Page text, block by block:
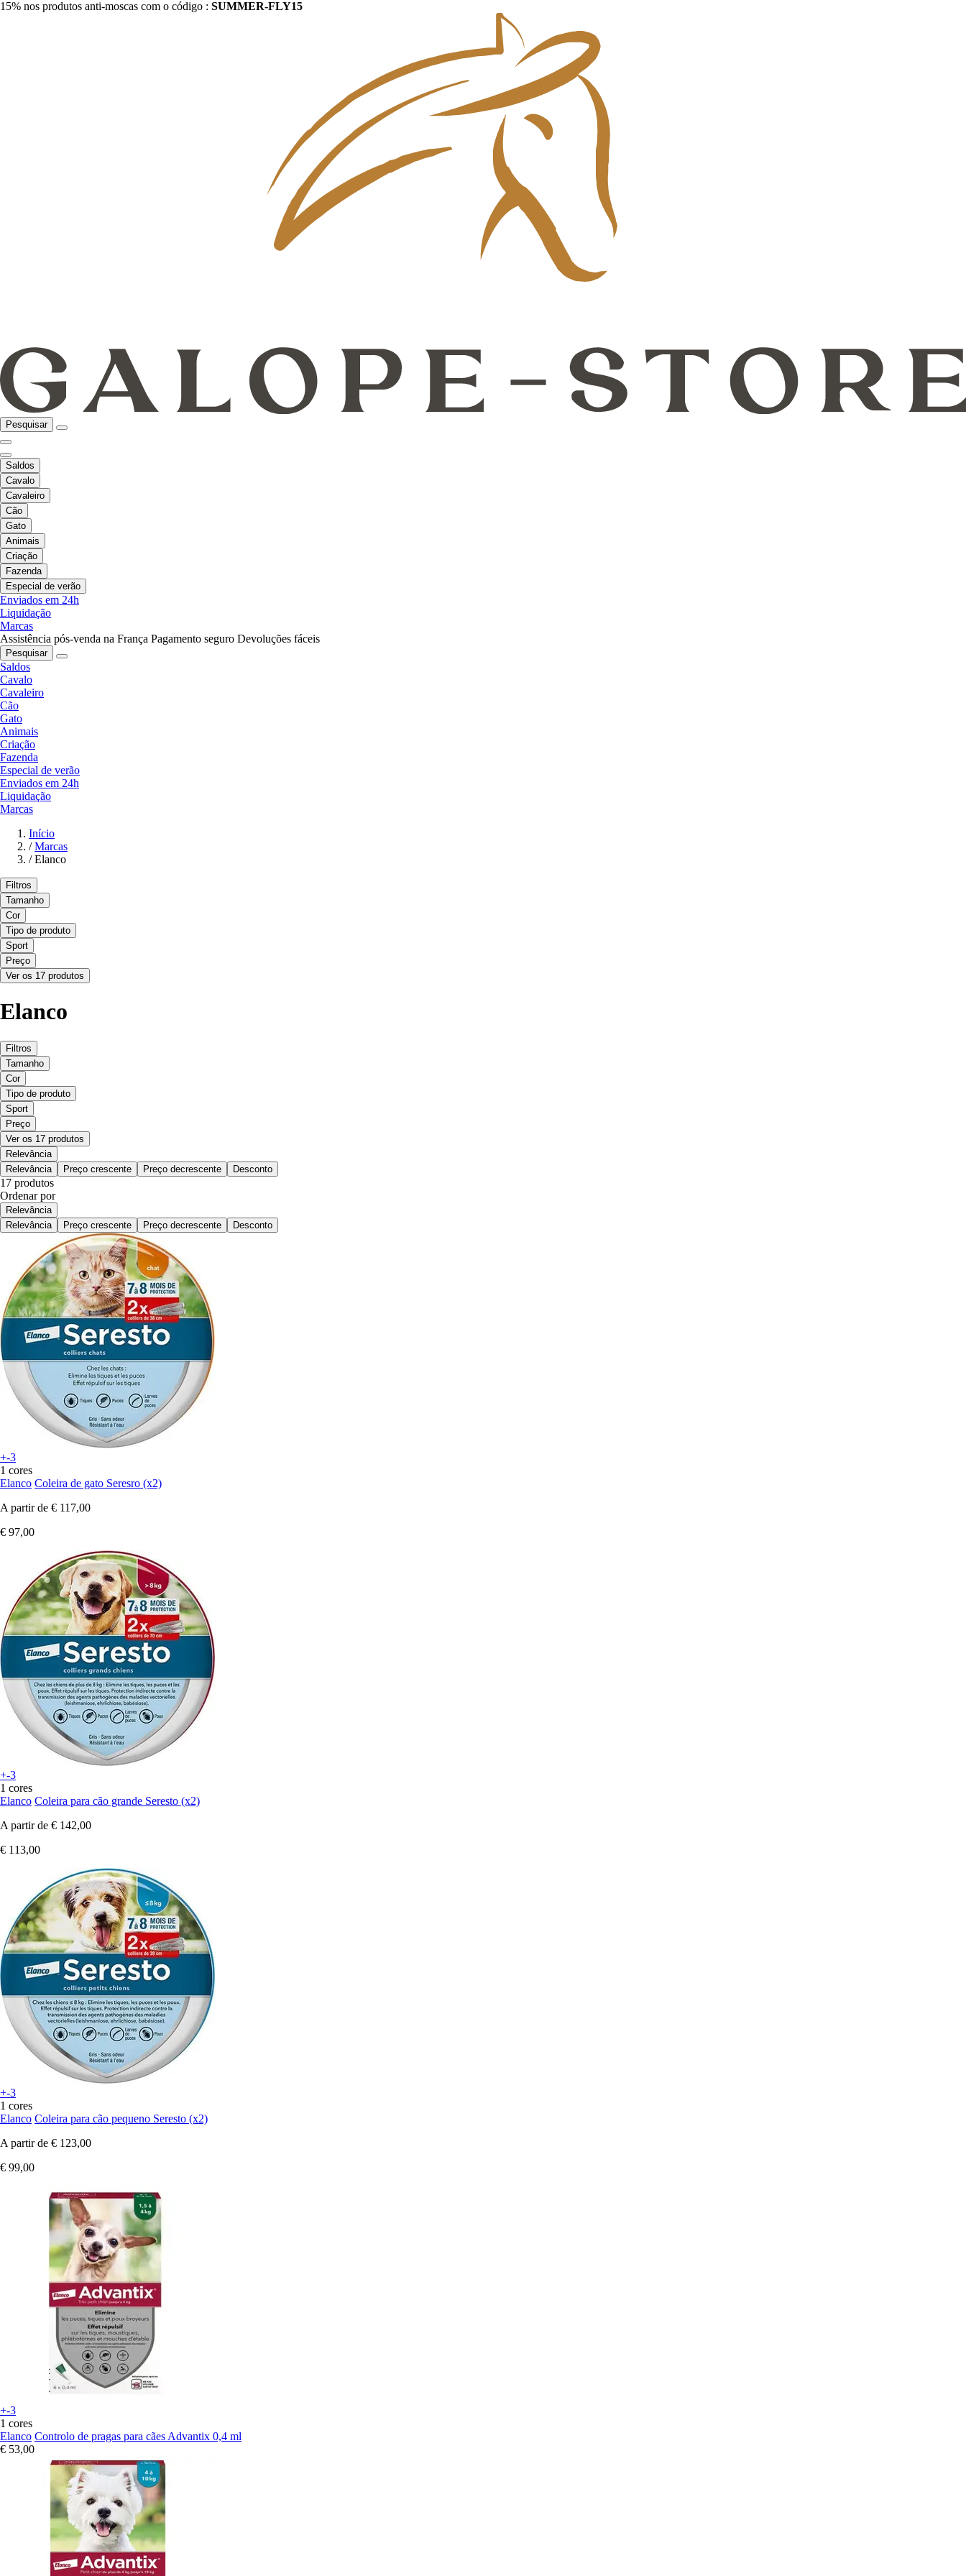
15% nos produtos anti-moscas com o código : SUMMER-FLY15
Pesquisar
Saldos
Cavalo
Cavaleiro
Cão
Gato
Animais
Criação
Fazenda
Especial de verão
Enviados em 24h
Liquidação
Marcas
Assistência pós-venda na França Pagamento seguro Devoluções fáceis
Pesquisar
Saldos
Cavalo
Cavaleiro
Cão
Gato
Animais
Criação
Fazenda
Especial de verão
Enviados em 24h
Liquidação
Marcas
Início
/ Marcas
/ Elanco
Filtros
Tamanho
Cor
Tipo de produto
Sport
Preço
Ver os 17 produtos
Elanco
Filtros
Tamanho
Cor
Tipo de produto
Sport
Preço
Ver os 17 produtos
Relevância
Relevância
Preço crescente Preço decrescente Desconto
17 produtos
Ordenar por
Relevância
Relevância
Preço crescente Preço decrescente Desconto
+-3
1 cores
Elanco Coleira de gato Seresro (x2)
A partir de € 117,00
€ 97,00
+-3
1 cores
Elanco Coleira para cão grande Seresto (x2)
A partir de € 142,00
€ 113,00
+-3
1 cores
Elanco Coleira para cão pequeno Seresto (x2)
A partir de € 123,00
€ 99,00
+-3
1 cores
Elanco Controlo de pragas para cães Advantix 0,4 ml
€ 53,00